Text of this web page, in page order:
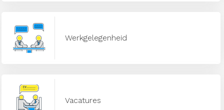
Werkgelegenheid
Vacatures